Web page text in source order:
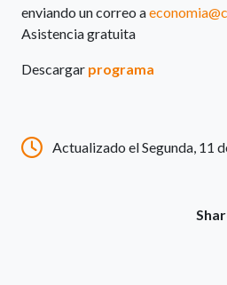
enviando un correo a
Asistencia gratuita
Descargar programa
Actualizado el Segunda, 11